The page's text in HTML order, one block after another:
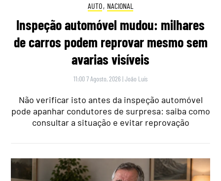
AUTO, NACIONAL
Inspeção automóvel mudou: milhares
de carros podem reprovar mesmo sem
avarias visíveis
11:00 7 Agosto, 2026 |João Luís
Não verificar isto antes da inspeção automóvel
pode apanhar condutores de surpresa: saiba como
consultar a situação e evitar reprovação